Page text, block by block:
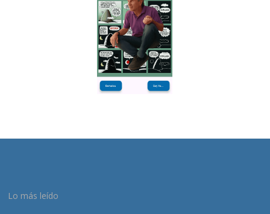
Lo más leído